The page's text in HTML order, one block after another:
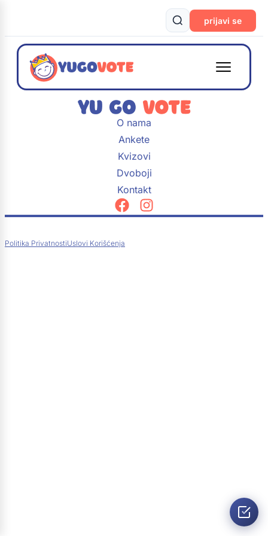
prijavi se
O nama
Ankete
Kvizovi
Dvoboji
Kontakt
Politika PrivatnostiUslovi Korišćenja